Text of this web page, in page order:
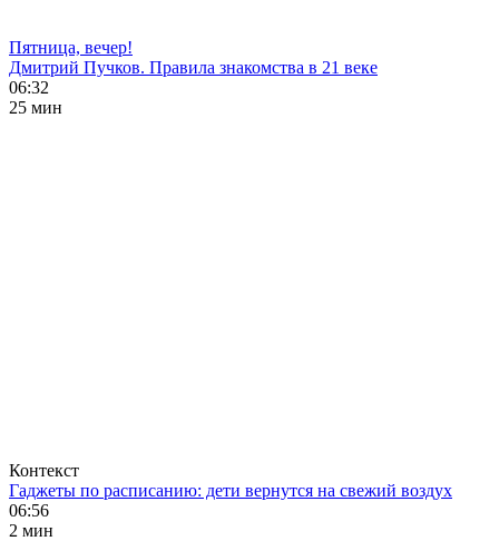
Пятница, вечер!
Дмитрий Пучков. Правила знакомства в 21 веке
06:32
25 мин
Контекст
Гаджеты по расписанию: дети вернутся на свежий воздух
06:56
2 мин